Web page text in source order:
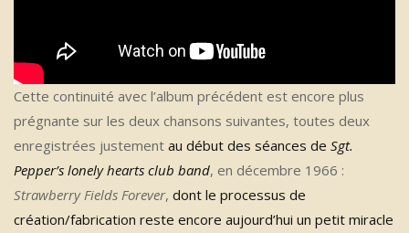
Cette continuité avec l’album précédent est encore plus
prégnante sur les deux chansons suivantes, toutes deux
enregistrées justement au début des séances de Sgt.
Pepper’s lonely hearts club band, en décembre 1966 :
Strawberry Fields Forever, dont le processus de
création/fabrication reste encore aujourd’hui un petit miracle